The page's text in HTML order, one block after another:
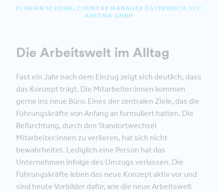
FLORIAN SCHEIBE, COUNTRY MANAGER ÖSTERREICH, FCC
AUSTRIA GMBH
Die Arbeitswelt im Alltag
Fast ein Jahr nach dem Einzug zeigt sich deutlich, dass
das Konzept trägt. Die Mitarbeiter:innen kommen
gerne ins neue Büro. Eines der zentralen Ziele, das die
Führungskräfte von Anfang an formuliert hatten. Die
Befürchtung, durch den Standortwechsel
Mitarbeiter:innen zu verlieren, hat sich nicht
bewahrheitet. Lediglich eine Person hat das
Unternehmen infolge des Umzugs verlassen. Die
Führungskräfte leben das neue Konzept aktiv vor und
sind heute Vorbilder dafür, wie die neue Arbeitswelt